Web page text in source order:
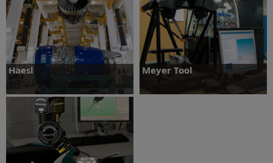
Více informací Více informací
Haesl
Více informací
Meyer Tool